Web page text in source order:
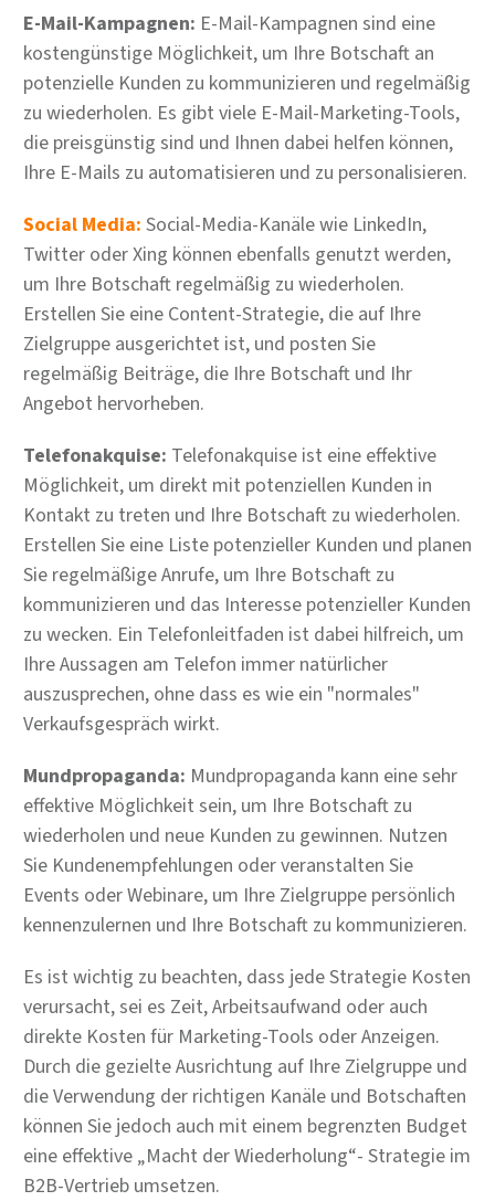
E-Mail-Kampagnen: E-Mail-Kampagnen sind eine
kostengünstige Möglichkeit, um Ihre Botschaft an
potenzielle Kunden zu kommunizieren und regelmäßig
zu wiederholen. Es gibt viele E-Mail-Marketing-Tools,
die preisgünstig sind und Ihnen dabei helfen können,
Ihre E-Mails zu automatisieren und zu personalisieren.
Social Media: Social-Media-Kanäle wie LinkedIn,
Twitter oder Xing können ebenfalls genutzt werden,
um Ihre Botschaft regelmäßig zu wiederholen.
Erstellen Sie eine Content-Strategie, die auf Ihre
Zielgruppe ausgerichtet ist, und posten Sie
regelmäßig Beiträge, die Ihre Botschaft und Ihr
Angebot hervorheben.
Telefonakquise: Telefonakquise ist eine effektive
Möglichkeit, um direkt mit potenziellen Kunden in
Kontakt zu treten und Ihre Botschaft zu wiederholen.
Erstellen Sie eine Liste potenzieller Kunden und planen
Sie regelmäßige Anrufe, um Ihre Botschaft zu
kommunizieren und das Interesse potenzieller Kunden
zu wecken. Ein Telefonleitfaden ist dabei hilfreich, um
Ihre Aussagen am Telefon immer natürlicher
auszusprechen, ohne dass es wie ein "normales"
Verkaufsgespräch wirkt.
Mundpropaganda: Mundpropaganda kann eine sehr
effektive Möglichkeit sein, um Ihre Botschaft zu
wiederholen und neue Kunden zu gewinnen. Nutzen
Sie Kundenempfehlungen oder veranstalten Sie
Events oder Webinare, um Ihre Zielgruppe persönlich
kennenzulernen und Ihre Botschaft zu kommunizieren.
Es ist wichtig zu beachten, dass jede Strategie Kosten
verursacht, sei es Zeit, Arbeitsaufwand oder auch
direkte Kosten für Marketing-Tools oder Anzeigen.
Durch die gezielte Ausrichtung auf Ihre Zielgruppe und
die Verwendung der richtigen Kanäle und Botschaften
können Sie jedoch auch mit einem begrenzten Budget
eine effektive „Macht der Wiederholung“- Strategie im
B2B-Vertrieb umsetzen.